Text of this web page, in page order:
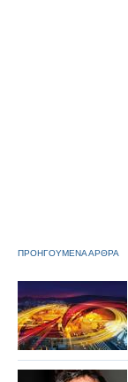
ΠΡΟΗΓΟΥΜΕΝΑ ΑΡΘΡΑ